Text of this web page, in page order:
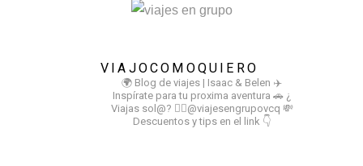
VIAJOCOMOQUIERO
🌍 Blog de viajes | Isaac & Belen ✈️
Inspírate para tu proxima aventura 🚗 ¿
Viajas sol@? 👉🏻@viajesengrupovcq 💸
Descuentos y tips en el link 👇